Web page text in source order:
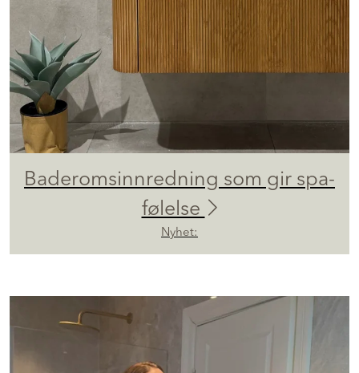
Baderomsinnredning som gir spa-
følelse
Nyhet: